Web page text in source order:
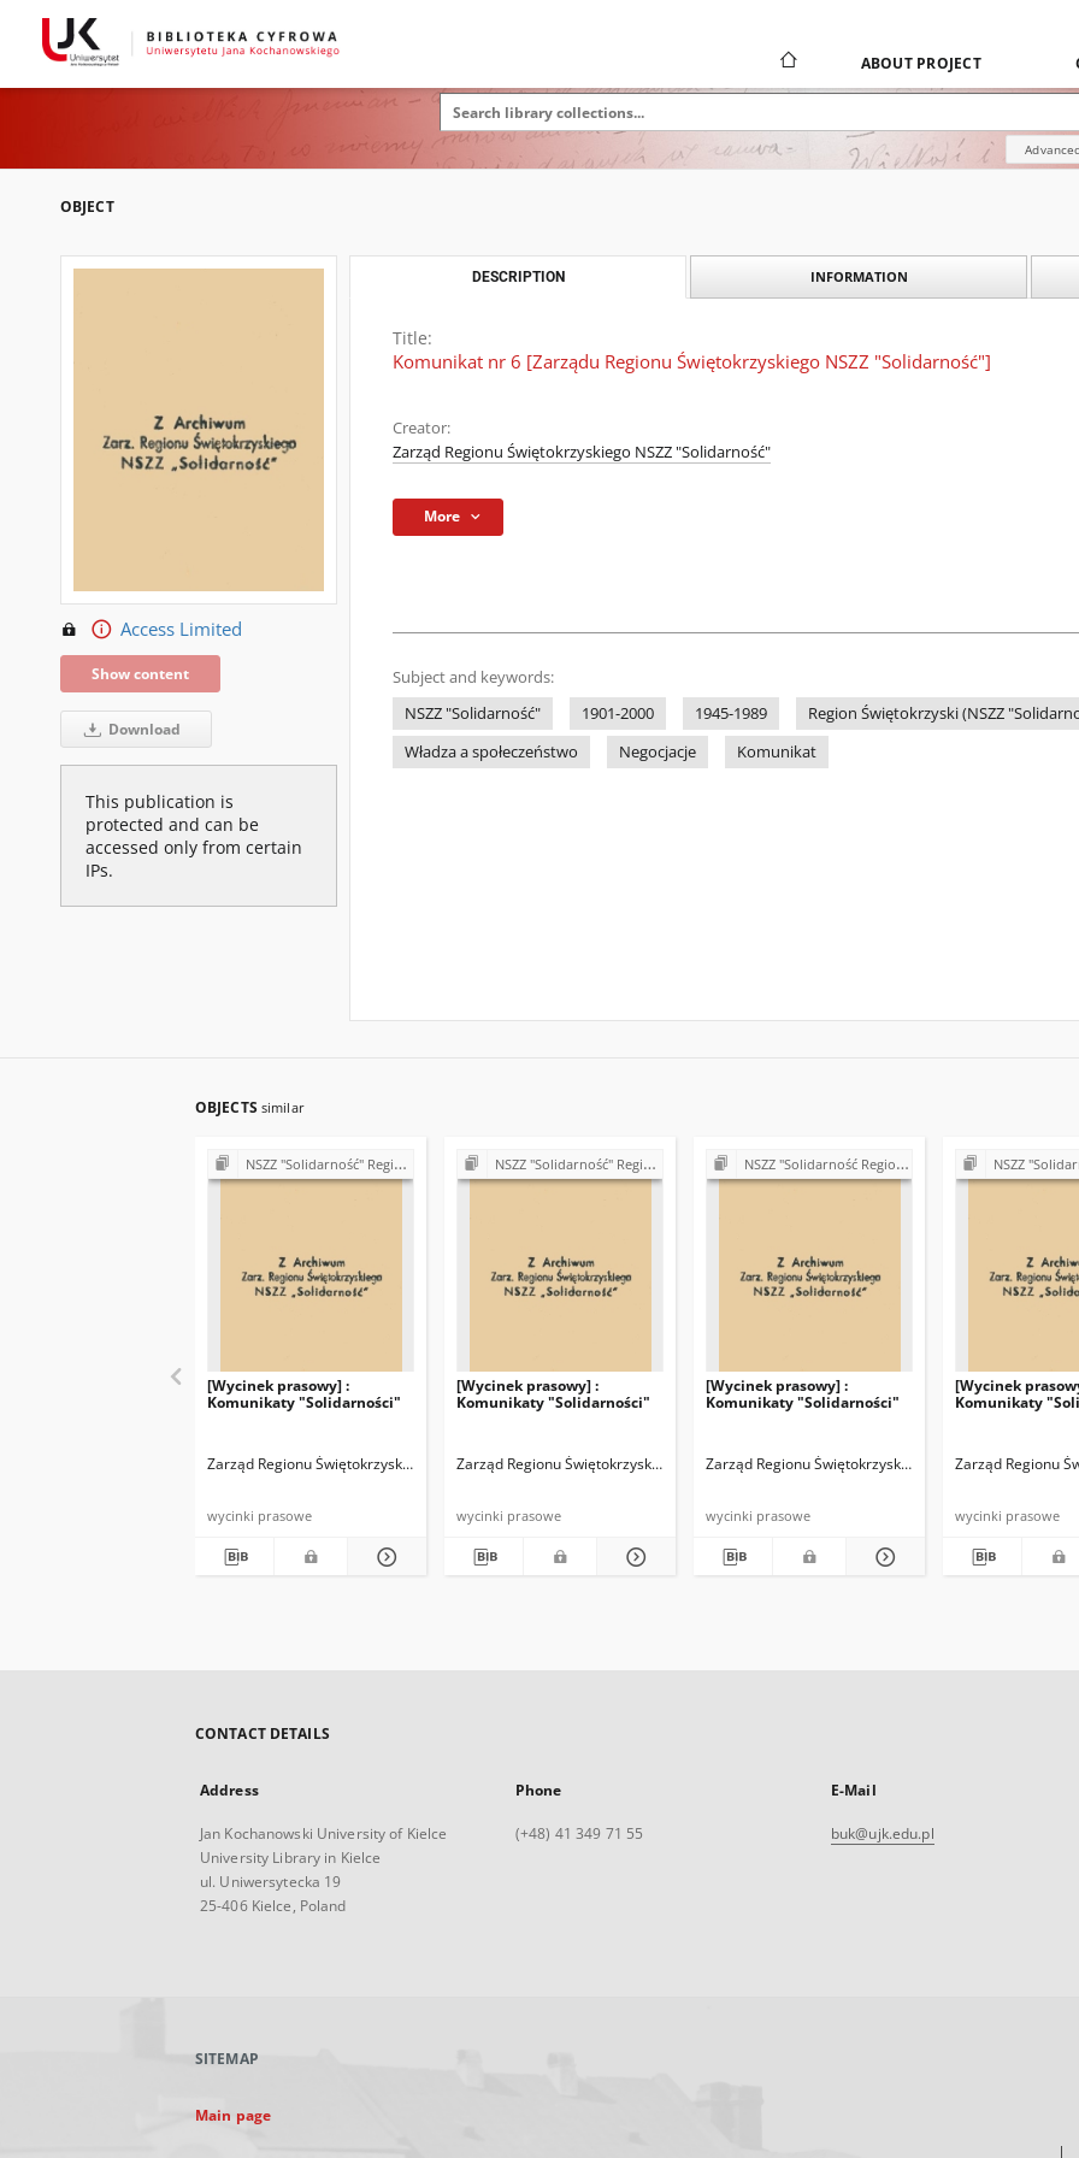
ABOUT PROJECT
OBJECT
Access Limited
Show content
Download
This publication is
protected and can be
accessed only from certain
IPs.
DESCRIPTION INFORMATION
Title:
Komunikat nr 6 [Zarządu Regionu Świętokrzyskiego NSZZ "Solidarność"]
Creator:
Zarząd Regionu Świętokrzyskiego NSZZ "Solidarność"
More
Subject and keywords:
NSZZ "Solidarność"
1901-2000 1945-1989 Region Świętokrzyski (NSZZ
Władza a społeczeństwo
Negocjacje Komunikat
OBJECTS similar
NSZZ "Solidarność" Regionu Świętokrzyskiego - materiały różne
[Wycinek prasowy] :
Komunikaty "Solidarności"
Zarząd Regionu Świętokrzyskiego NSZZ "Solidarność"
wycinki prasowe
NSZZ "Solidarność" Regionu Świętokrzyskiego - materiały różne
[Wycinek prasowy] :
Komunikaty "Solidarności"
Zarząd Regionu Świętokrzyskiego NSZZ "Solidarność"
wycinki prasowe
NSZZ "Solidarność Regionu Świętokrzyskiego - materiały różne
[Wycinek prasowy] :
Komunikaty "Solidarności"
Zarząd Regionu Świętokrzyskiego NSZZ "Solidarność"
wycinki prasowe
NSZZ "Solidarność" Regionu
[Wycinek
Komunikaty
Zarząd Regionu
wycinki prasowe
CONTACT DETAILS
Address
Jan Kochanowski University of Kielce
University Library in Kielce
ul. Uniwersytecka 19
25-406 Kielce, Poland
Phone
(+48) 41 349 71 55
E-Mail
buk@ujk.edu.pl
SITEMAP
Main page